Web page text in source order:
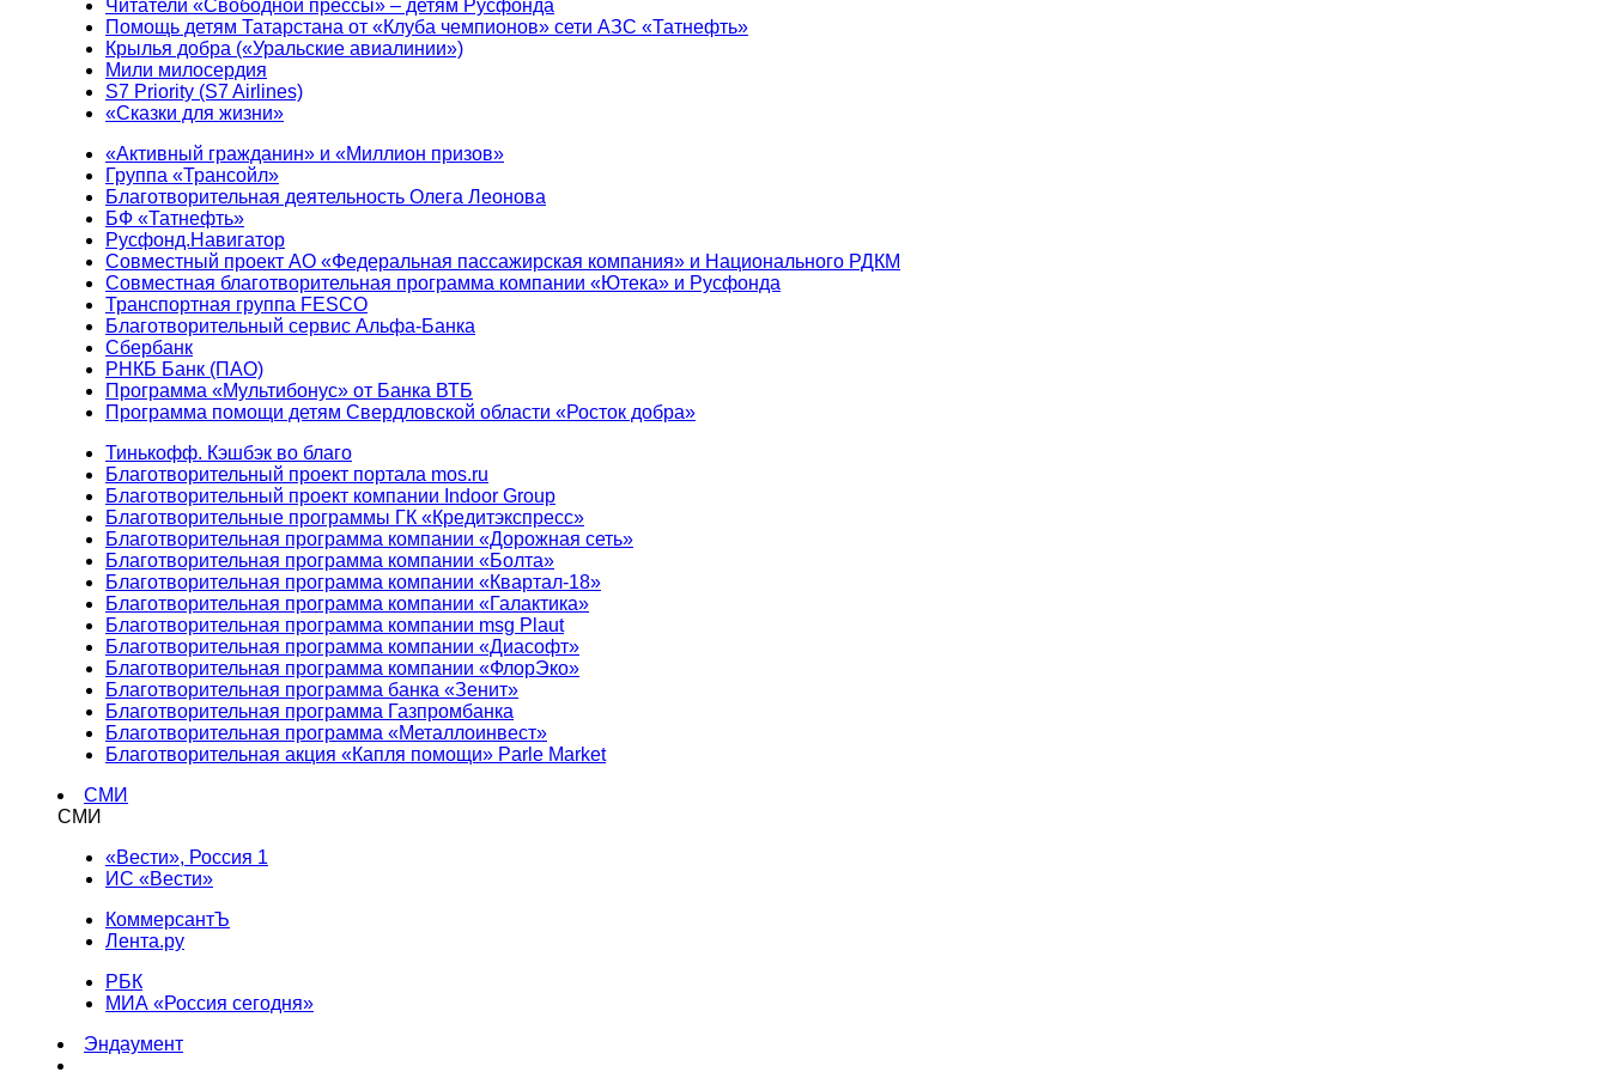
Читатели «Свободной прессы» – детям Русфонда
Помощь детям Татарстана от «Клуба чемпионов» сети АЗС «Татнефть»
Крылья добра («Уральские авиалинии»)
Мили милосердия
S7 Priority (S7 Airlines)
«Сказки для жизни»
«Активный гражданин» и «Миллион призов»
Группа «Трансойл»
Благотворительная деятельность Олега Леонова
БФ «Татнефть»
Русфонд.Навигатор
Совместный проект АО «Федеральная пассажирская компания» и Национального РДКМ
Совместная благотворительная программа компании «Ютека» и Русфонда
Транспортная группа FESCO
Благотворительный сервис Альфа-Банка
Сбербанк
РНКБ Банк (ПАО)
Программа «Мультибонус» от Банка ВТБ
Программа помощи детям Свердловской области «Росток добра»
Тинькофф. Кэшбэк во благо
Благотворительный проект портала mos.ru
Благотворительный проект компании Indoor Group
Благотворительные программы ГК «Кредитэкспресс»
Благотворительная программа компании «Дорожная сеть»
Благотворительная программа компании «Болта»
Благотворительная программа компании «Квартал-18»
Благотворительная программа компании «Галактика»
Благотворительная программа компании msg Plaut
Благотворительная программа компании «Диасофт»
Благотворительная программа компании «ФлорЭко»
Благотворительная программа банка «Зенит»
Благотворительная программа Газпромбанка
Благотворительная программа «Металлоинвест»
Благотворительная акция «Капля помощи» Parle Market
СМИ
СМИ
«Вести», Россия 1
ИС «Вести»
КоммерсантЪ
Лента.ру
РБК
МИА «Россия сегодня»
Эндаумент